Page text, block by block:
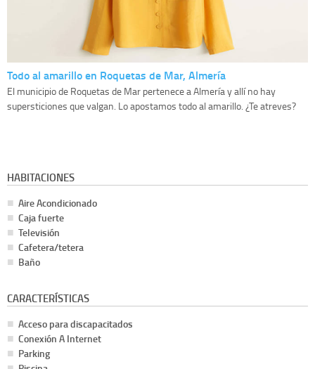
Todo al amarillo en Roquetas de Mar, Almería
El municipio de Roquetas de Mar pertenece a Almería y allí no hay
supersticiones que valgan. Lo apostamos todo al amarillo. ¿Te atreves?
HABITACIONES
Aire Acondicionado
Caja fuerte
Televisión
Cafetera/tetera
Baño
CARACTERÍSTICAS
Acceso para discapacitados
Conexión A Internet
Parking